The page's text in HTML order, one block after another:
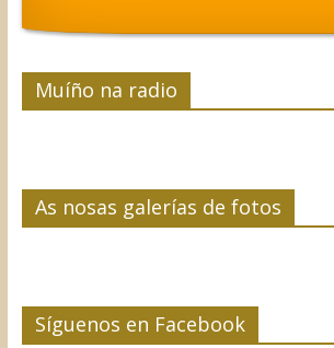
Muíño na radio
As nosas galerías de fotos
Síguenos en Facebook